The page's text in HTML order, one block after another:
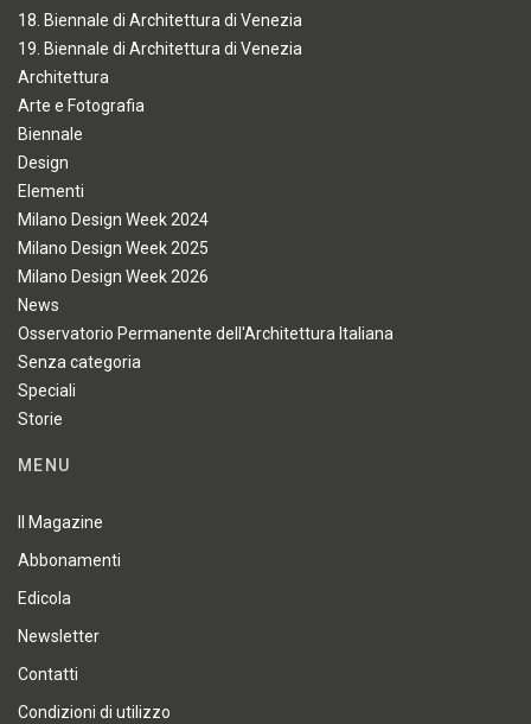
18. Biennale di Architettura di Venezia
19. Biennale di Architettura di Venezia
Architettura
Arte e Fotografia
Biennale
Design
Elementi
Milano Design Week 2024
Milano Design Week 2025
Milano Design Week 2026
News
Osservatorio Permanente dell'Architettura Italiana
Senza categoria
Speciali
Storie
MENU
Il Magazine
Abbonamenti
Edicola
Newsletter
Contatti
Condizioni di utilizzo